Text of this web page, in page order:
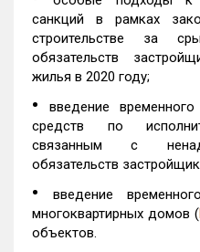
санкций в рамках
строительстве за
обязательств
жилья в 2020 году;
•введение
средств по
связанным с
обязательств
•
введение
многоквартирных домов (
объектов.